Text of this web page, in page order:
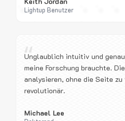
Lightup Benutzer
“
Unglaublich intuitiv und
meine Forschung brauchte.
analysieren, ohne die Seite
revolutionär.
Michael Lee